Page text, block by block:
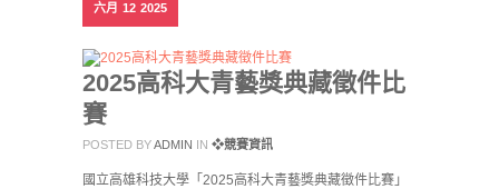
六月 12 2025
2025高科大青藝獎典藏徵件比
賽
POSTED BYADMIN IN ❖競賽資訊
國立高雄科技大學「2025高科大青藝獎典藏徵件比賽」